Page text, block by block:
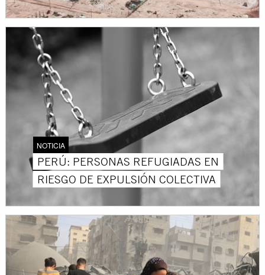
NOTICIA
PERÚ: PERSONAS REFUGIADAS EN
RIESGO DE EXPULSIÓN COLECTIVA